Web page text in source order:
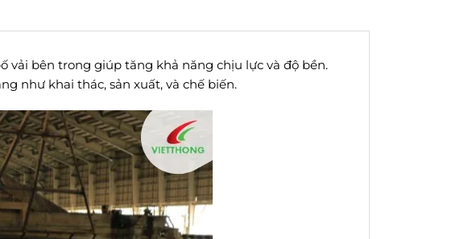
vải bên trong giúp tăng khả năng chịu lực và độ bền.
như khai thác, sản xuất, và chế biến.